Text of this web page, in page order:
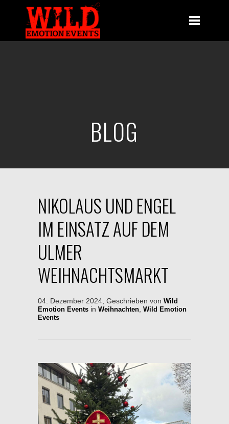
BLOG
NIKOLAUS UND ENGEL
IM EINSATZ AUF DEM
ULMER
WEIHNACHTSMARKT
04. Dezember 2024, Geschrieben von Wild
Emotion Events in Weihnachten Wild Emotion
Events